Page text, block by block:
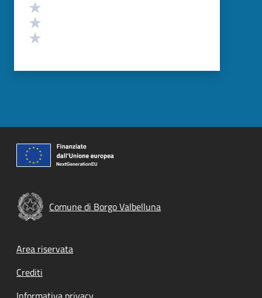
Comune di Borgo Valbelluna
Footer menu
Area riservata
Crediti